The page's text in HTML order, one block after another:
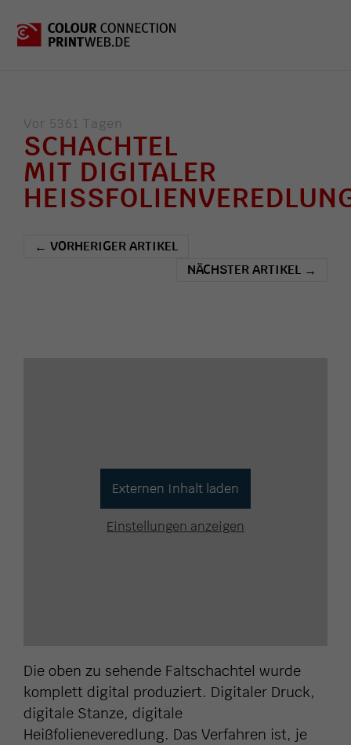
Vor 5361 Tagen
SCHACHTEL
MIT DIGITALER
HEISSFOLIENVEREDLUNG
← VORHERIGER ARTIKEL
NÄCHSTER ARTIKEL →
Externen Inhalt laden
Einstellungen anzeigen
Die oben zu sehende Faltschachtel wurde
komplett digital produziert. Digitaler Druck,
digitale Stanze, digitale
Heißfolieneveredlung. Das Verfahren ist, je